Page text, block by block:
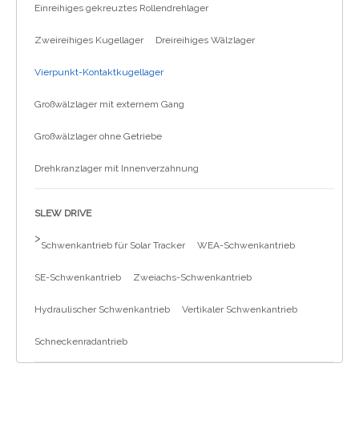
العربية
Einreihiges gekreuztes Rollendrehlager
Zweireihiges Kugellager Dreireihiges Wälzlager
Vierpunkt-Kontaktkugellager
Großwälzlager mit externem Gang
Großwälzlager ohne Getriebe
Drehkranzlager mit Innenverzahnung
SLEW DRIVE
>
Schwenkantrieb für Solar Tracker WEA-Schwenkantrieb
SE-Schwenkantrieb Zweiachs-Schwenkantrieb
Hydraulischer Schwenkantrieb Vertikaler Schwenkantrieb
Schneckenradantrieb